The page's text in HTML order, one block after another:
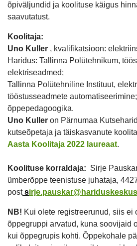
õpiväljundid ja koolituse käigus
saavutatust.
Koolitaja:
Uno Kuller , kvalifikatsioon:
Haridus: Tallinna Polütehnikum,
elektriseadmed;
Tallinna Polütehniline Instituut,
tööstusseadmete
õppepedagoogika.
Uno Kuller on Pärnumaa
kutseõpetaja ja täiskasvanute
Aasta Koolitaja 2022 laureaat.
Koolituse korraldaja: Sirje
ümberõppe teenistuse juhataja,
post s
NB! Kui olete registreerunud, siis ei
õppegruppi arvatud, kuna soovijaid
kui õppegrupis kohti. Õppekohale